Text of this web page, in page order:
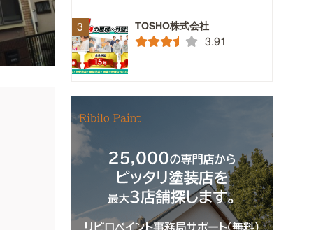
TOSHO株式会社
3.91